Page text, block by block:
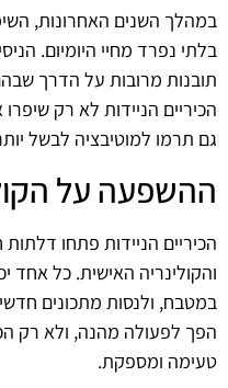
במהלך השנים האחרונות,
בלתי נפרד מחיי היומיום.
תובנות מרובות על הדרך
הכיריים הניידות לא רק
גם תרמו למוטיבציה לבשל
ההשפעה על
הכיריים הניידות פתחו
והקולינריה האישית. כל אחד
במטבח, ולנסות מתכונים
הפך לפעולה מהנה, ולא רק
טעימה ומספקת.